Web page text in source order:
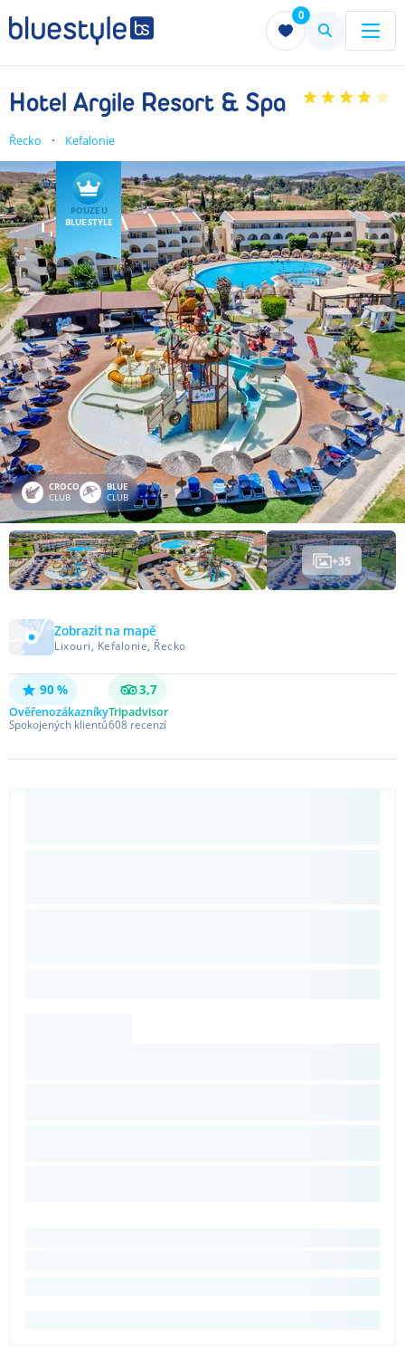
0
Menu Menu
Hotel Argile Resort & Spa
Řecko Kefalonie
POUZE U
BLUE STYLE
CROCO
CLUB
BLUE
CLUB
+35
Zobrazit na mapě
Lixouri, Kefalonie, Řecko
90 %
Ověřenozákazníky
Spokojených klientů
3,7
Tripadvisor
608 recenzí